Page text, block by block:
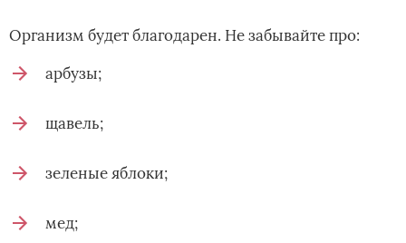
Организм будет благодарен. Не забывайте про:
арбузы;
щавель;
зеленые яблоки;
мед;